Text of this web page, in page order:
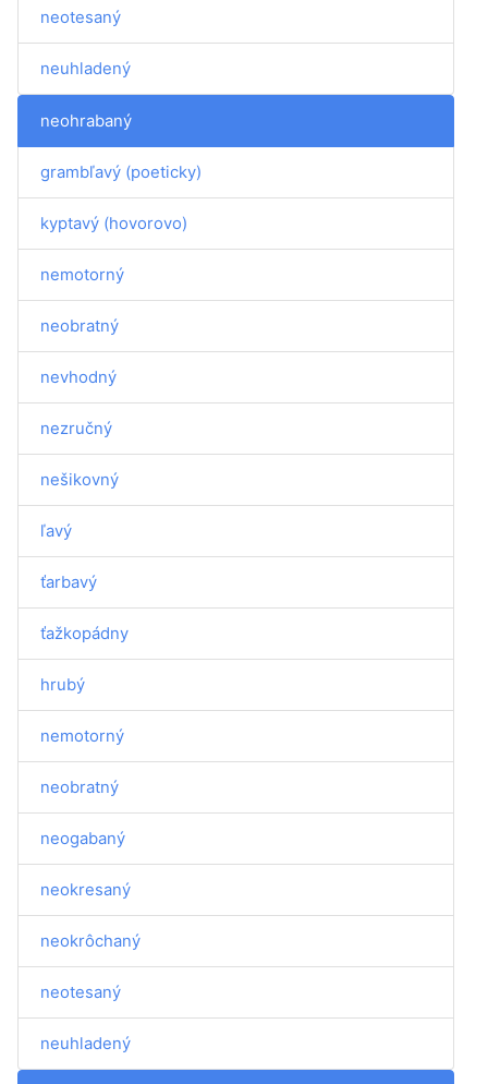
neotesaný
neuhladený
neohrabaný
grambľavý (poeticky)
kyptavý (hovorovo)
nemotorný
neobratný
nevhodný
nezručný
nešikovný
ľavý
ťarbavý
ťažkopádny
hrubý
nemotorný
neobratný
neogabaný
neokresaný
neokrôchaný
neotesaný
neuhladený